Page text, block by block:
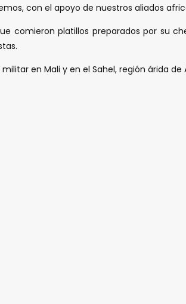
con el apoyo de nuestros aliados
comieron platillos preparados por su
en Mali y en el Sahel, región árida